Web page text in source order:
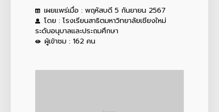
เผยแพร่เมื่อ : พฤหัสบดี 5 กันยายน 2567
โดย : โรงเรียนสาธิตมหาวิทยาลัยเชียงใหม่
ระดับอนุบาลและประถมศึกษา
ผู้เข้าชม : 162 คน